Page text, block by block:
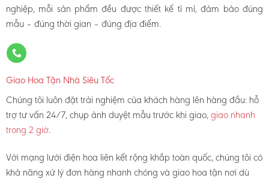
nghiệp, mỗi sản phẩm đều được thiết kế tỉ mỉ, đảm bảo đúng
mẫu – đúng thời gian – đúng địa điểm.
Giao Hoa Tận Nhà Siêu Tốc
Chúng tôi luôn đặt trải nghiệm của khách hàng lên hàng đầu: hỗ
trợ tư vấn 24/7, chụp ảnh duyệt mẫu trước khi giao,giao nhanh
trong 2 giờ.
Với mạng lưới điện hoa liên kết rộng khắp toàn quốc, chúng tôi có
khả năng xử lý đơn hàng nhanh chóng và giao hoa tận nơi dù